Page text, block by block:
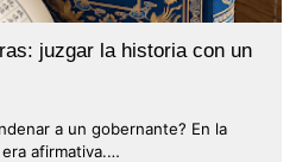
juzgar la historia con un
a un gobernante? En la
afirmativa.…